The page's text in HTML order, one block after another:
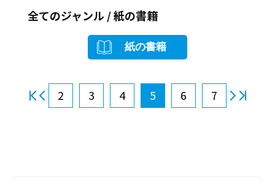
全てのジャンル / 紙の書籍
紙の書籍
2 3 4 5 6 7